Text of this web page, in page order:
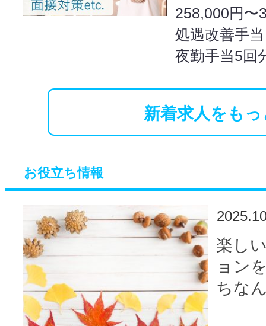
258,000円〜
処遇改善手
夜勤手当5回
新着求人をも
お役立ち情報
楽し
ョン
ちな